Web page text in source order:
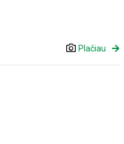
Plačiau